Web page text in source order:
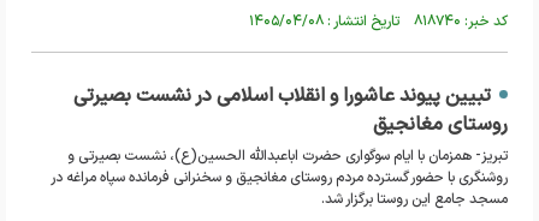
کد خبر: ۸۱۸۷۴۰ تاریخ انتشار : ۱۴۰۵/۰۴/۰۸
تبیین پیوند عاشورا و انقلاب اسلامی در نشست بصیرتی
روستای مغانجیق
تبریز- همزمان با ایام سوگواری حضرت اباعبدالله الحسین(ع)، نشست بصیرتی و
روشنگری با حضور گسترده مردم روستای مغانجیق و سخنرانی فرمانده سپاه مراغه در
مسجد جامع این روستا برگزار شد.